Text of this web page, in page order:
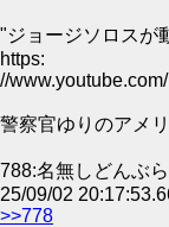
"ジョージソロスが
https:
//
警察官ゆりのアメ
788:名無しどんぶら
25/09/02
>>778